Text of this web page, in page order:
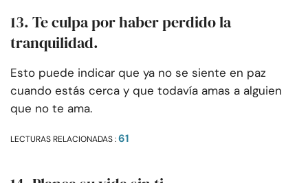
13. Te culpa por haber perdido la
tranquilidad.
Esto puede indicar que ya no se siente en paz
cuando estás cerca y que todavía amas a alguien
que no te ama.
LECTURAS RELACIONADAS :61